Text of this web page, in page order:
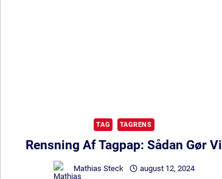
TAG TAGRENS
Rensning Af Tagpap: Sådan Gør Vi
Mathias Steck august 12, 2024